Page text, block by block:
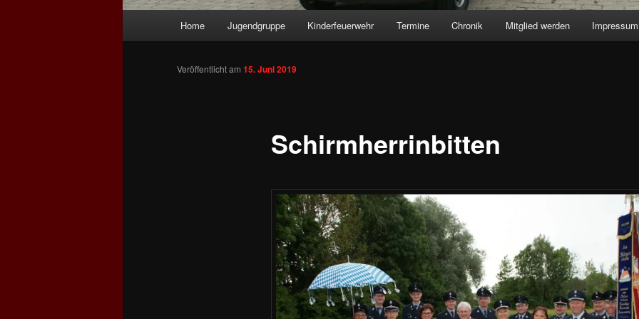
Home Jugendgruppe Kinderfeuerwehr Termine Chronik Mitglied werden Impressum
Schirmherrinbitten
Veröffentlicht am 15. Juni 2019